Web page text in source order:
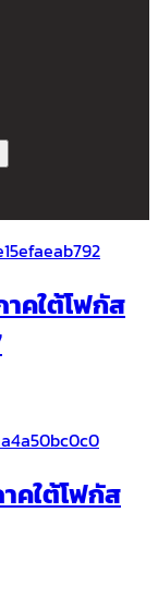
คใต้โฟกัส
คใต้โฟกัส